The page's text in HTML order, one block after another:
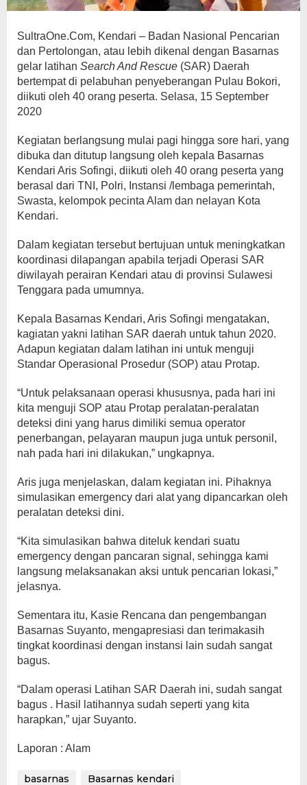
SultraOne.Com, Kendari – Badan Nasional Pencarian
dan Pertolongan, atau lebih dikenal dengan Basarnas
gelar latihan Search And Rescue (SAR) Daerah
bertempat di pelabuhan penyeberangan Pulau Bokori,
diikuti oleh 40 orang peserta. Selasa, 15 September
2020
Kegiatan berlangsung mulai pagi hingga sore hari, yang
dibuka dan ditutup langsung oleh kepala Basarnas
Kendari Aris Sofingi, diikuti oleh 40 orang peserta yang
berasal dari TNI, Polri, Instansi /lembaga pemerintah,
Swasta, kelompok pecinta Alam dan nelayan Kota
Kendari.
Dalam kegiatan tersebut bertujuan untuk meningkatkan
koordinasi dilapangan apabila terjadi Operasi SAR
diwilayah perairan Kendari atau di provinsi Sulawesi
Tenggara pada umumnya.
Kepala Basarnas Kendari, Aris Sofingi mengatakan,
kagiatan yakni latihan SAR daerah untuk tahun 2020.
Adapun kegiatan dalam latihan ini untuk menguji
Standar Operasional Prosedur (SOP) atau Protap.
“Untuk pelaksanaan operasi khususnya, pada hari ini
kita menguji SOP atau Protap peralatan-peralatan
deteksi dini yang harus dimiliki semua operator
penerbangan, pelayaran maupun juga untuk personil,
nah pada hari ini dilakukan,” ungkapnya.
Aris juga menjelaskan, dalam kegiatan ini. Pihaknya
simulasikan emergency dari alat yang dipancarkan oleh
peralatan deteksi dini.
“Kita simulasikan bahwa diteluk kendari suatu
emergency dengan pancaran signal, sehingga kami
langsung melaksanakan aksi untuk pencarian lokasi,”
jelasnya.
Sementara itu, Kasie Rencana dan pengembangan
Basarnas Suyanto, mengapresiasi dan terimakasih
tingkat koordinasi dengan instansi lain sudah sangat
bagus.
“Dalam operasi Latihan SAR Daerah ini, sudah sangat
bagus . Hasil latihannya sudah seperti yang kita
harapkan,” ujar Suyanto.
Laporan : Alam
basarnas Basarnas kendari